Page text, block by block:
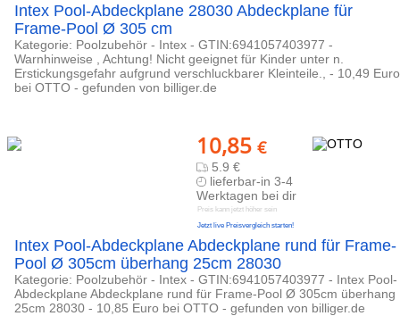
Intex Pool-Abdeckplane 28030 Abdeckplane für
Frame-Pool Ø 305 cm
Kategorie: Poolzubehör - Intex - GTIN:6941057403977 -
Warnhinweise , Achtung! Nicht geeignet für Kinder unter n.
Erstickungsgefahr aufgrund verschluckbarer Kleinteile., - 10,49 Euro
bei OTTO - gefunden von billiger.de
10,85 €
5.9 €
lieferbar-in 3-4
Werktagen bei dir
Preis kann jetzt höher sein
Jetzt live Preisvergleich starten!
Intex Pool-Abdeckplane Abdeckplane rund für Frame-
Pool Ø 305cm überhang 25cm 28030
Kategorie: Poolzubehör - Intex - GTIN:6941057403977 - Intex Pool-
Abdeckplane Abdeckplane rund für Frame-Pool Ø 305cm überhang
25cm 28030 - 10,85 Euro bei OTTO - gefunden von billiger.de